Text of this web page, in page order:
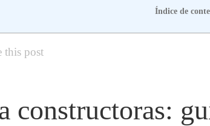
Índice de
this post
constructoras: